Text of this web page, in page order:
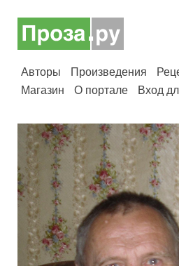
Авторы Произведения
Магазин
О портале Вход